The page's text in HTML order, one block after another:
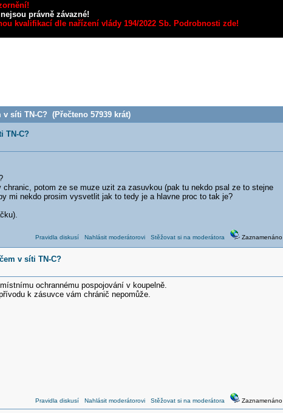
právně závazné!
kvalifikací dle nařízení vlády 194/2022 Sb. Podrobnosti zde!
síti TN-C? (Přečteno 57939 krát)
TN-C?
potom ze se muze uzit za zasuvkou (pak tu nekdo psal ze to stejne
mi nekdo prosim vysvetlit jak to tedy je a hlavne proc to tak je?
Pravidla diskusí Nahlásit moderátorovi Stěžovat si na moderátora Zaznamenáno
v síti TN-C?
ochrannému pospojování v koupelně.
k zásuvce vám chránič nepomůže.
Pravidla diskusí Nahlásit moderátorovi Stěžovat si na moderátora Zaznamenáno